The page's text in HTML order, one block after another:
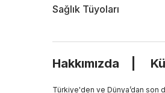
Sağlık Tüyoları
Hakkımızda
Türkiye'den ve Dünya’dan son